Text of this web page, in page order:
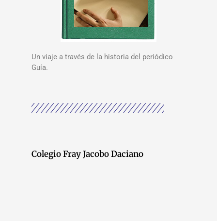
Un viaje a través de la historia del periódico
Guía.
Colegio Fray Jacobo Daciano